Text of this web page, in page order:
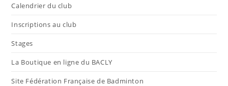
Calendrier du club
Inscriptions au club
Stages
La Boutique en ligne du BACLY
Site Fédération Française de Badminton